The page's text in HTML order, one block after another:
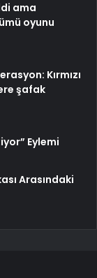
ama
oyunu
Kırmızı
şafak
Eylemi
Arasındaki